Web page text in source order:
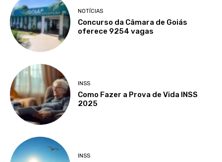
NOTÍCIAS
Concurso da Câmara de Goiás
oferece 9254 vagas
INSS
Como Fazer a Prova de Vida INSS
2025
INSS